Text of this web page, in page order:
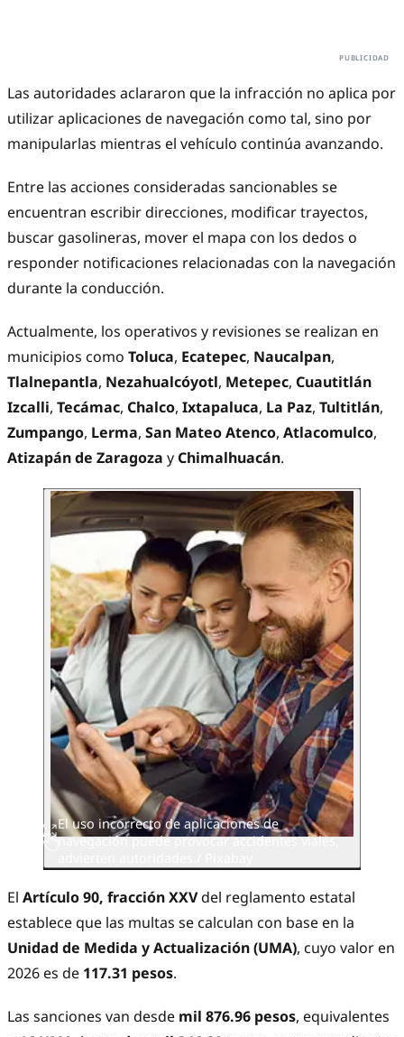
Las autoridades aclararon que la infracción no aplica por
utilizar aplicaciones de navegación como tal, sino por
manipularlas mientras el vehículo continúa avanzando.
Entre las acciones consideradas sancionables se
encuentran escribir direcciones, modificar trayectos,
buscar gasolineras, mover el mapa con los dedos o
responder notificaciones relacionadas con la navegación
durante la conducción.
Actualmente, los operativos y revisiones se realizan en
municipios como Toluca, Ecatepec, Naucalpan,
Tlalnepantla, Nezahualcóyotl, Metepec, Cuautitlán
Izcalli, Tecámac, Chalco, Ixtapaluca, La Paz, Tultitlán,
Zumpango, Lerma, San Mateo Atenco, Atlacomulco,
Atizapán de Zaragoza y Chimalhuacán.
El uso incorrecto de aplicaciones de
navegación puede provocar accidentes viales,
El Artículo 90, fracción XXVdel reglamento estatal
establece que las multas se calculan con base en la
Unidad de Medida y Actualización (UMA), cuyo valor en
2026 es de 117.31 pesos.
Las sanciones van desde mil 876.96 pesos, equivalentes